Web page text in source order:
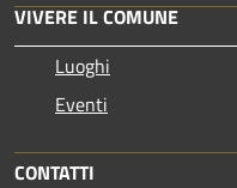
VIVERE IL COMUNE
Luoghi
Eventi
CONTATTI